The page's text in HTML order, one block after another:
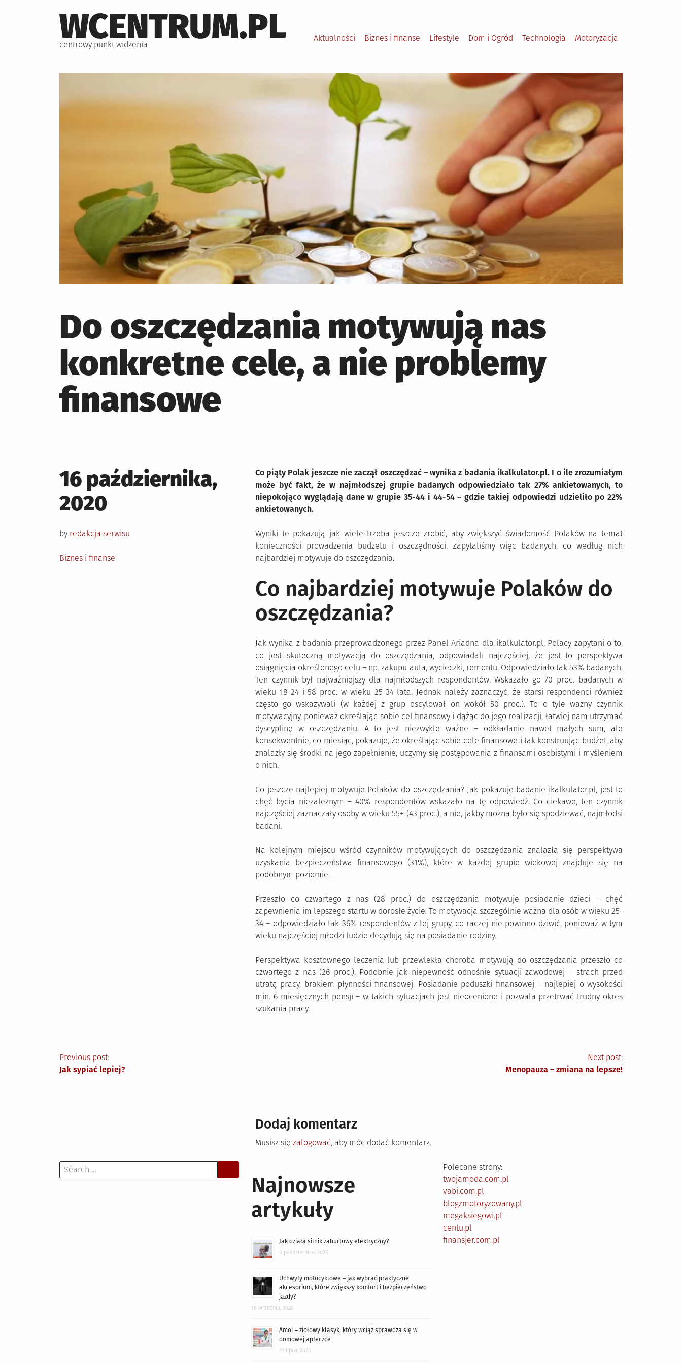
to
content
WCENTRUM.PL
centrowy punkt widzenia
Aktualności Biznes i finanse Lifestyle Dom i Ogród Technologia Motoryzacja
Do oszczędzania motywują nas
konkretne cele, a nie problemy
finansowe
Posted
on
16 października,
2020
by redakcja serwisu
Posted
Biznes i finanse
Co piąty Polak jeszcze nie zaczął oszczędzać – wynika z badania ikalkulator.pl. I o ile zrozumiałym
może być fakt, że w najmłodszej grupie badanych odpowiedziało tak 27% ankietowanych, to
niepokojąco wyglądają dane w grupie 35-44 i 44-54 – gdzie takiej odpowiedzi udzieliło po 22%
ankietowanych.
Wyniki te pokazują jak wiele trzeba jeszcze zrobić, aby zwiększyć świadomość Polaków na temat
konieczności prowadzenia budżetu i oszczędności. Zapytaliśmy więc badanych, co według nich
najbardziej motywuje do oszczędzania.
Co najbardziej motywuje Polaków do
oszczędzania?
Jak wynika z badania przeprowadzonego przez Panel Ariadna dla ikalkulator.pl, Polacy zapytani o to,
co jest skuteczną motywacją do oszczędzania, odpowiadali najczęściej, że jest to perspektywa
osiągnięcia określonego celu – np. zakupu auta, wycieczki, remontu. Odpowiedziało tak 53% badanych.
Ten czynnik był najważniejszy dla najmłodszych respondentów. Wskazało go 70 proc. badanych w
wieku 18-24 i 58 proc. w wieku 25-34 lata. Jednak należy zaznaczyć, że starsi respondenci również
często go wskazywali (w każdej z grup oscylował on wokół 50 proc.). To o tyle ważny czynnik
motywacyjny, ponieważ określając sobie cel finansowy i dążąc do jego realizacji, łatwiej nam utrzymać
dyscyplinę w oszczędzaniu. A to jest niezwykle ważne – odkładanie nawet małych sum, ale
konsekwentnie, co miesiąc, pokazuje, że określając sobie cele finansowe i tak konstruując budżet, aby
znalazły się środki na jego zapełnienie, uczymy się postępowania z finansami osobistymi i myśleniem
o nich.
Co jeszcze najlepiej motywuje Polaków do oszczędzania? Jak pokazuje badanie ikalkulator.pl, jest to
chęć bycia niezależnym – 40% respondentów wskazało na tę odpowiedź. Co ciekawe, ten czynnik
najczęściej zaznaczały osoby w wieku 55+ (43 proc.), a nie, jakby można było się spodziewać, najmłodsi
badani.
Na kolejnym miejscu wśród czynników motywujących do oszczędzania znalazła się perspektywa
uzyskania bezpieczeństwa finansowego (31%), które w każdej grupie wiekowej znajduje się na
podobnym poziomie.
Przeszło co czwartego z nas (28 proc.) do oszczędzania motywuje posiadanie dzieci – chęć
zapewnienia im lepszego startu w dorosłe życie. To motywacja szczególnie ważna dla osób w wieku 25-
34 – odpowiedziało tak 36% respondentów z tej grupy, co raczej nie powinno dziwić, ponieważ w tym
wieku najczęściej młodzi ludzie decydują się na posiadanie rodziny.
Perspektywa kosztownego leczenia lub przewlekła choroba motywują do oszczędzania przeszło co
czwartego z nas (26 proc.). Podobnie jak niepewność odnośnie sytuacji zawodowej – strach przed
utratą pracy, brakiem płynności finansowej. Posiadanie poduszki finansowej – najlepiej o wysokości
min. 6 miesięcznych pensji – w takich sytuacjach jest nieocenione i pozwala przetrwać trudny okres
szukania pracy.
Nawigacja
Previous post:
Jak sypiać lepiej?
Next post:
Menopauza – zmiana na lepsze!
Dodaj komentarz
Musisz się zalogować, aby móc dodać komentarz.
Search
for:
Najnowsze
artykuły
Jak działa silnik zaburtowy elektryczny?
9 października, 2025
Uchwyty motocyklowe – jak wybrać praktyczne
akcesorium, które zwiększy komfort i bezpieczeństwo
jazdy?
16 września, 2025
Amol – ziołowy klasyk, który wciąż sprawdza się w
domowej apteczce
23 lipca, 2025
Polecane strony:
twojamoda.com.pl
vabi.com.pl
blogzmotoryzowany.pl
megaksiegowi.pl
centu.pl
finansjer.com.pl